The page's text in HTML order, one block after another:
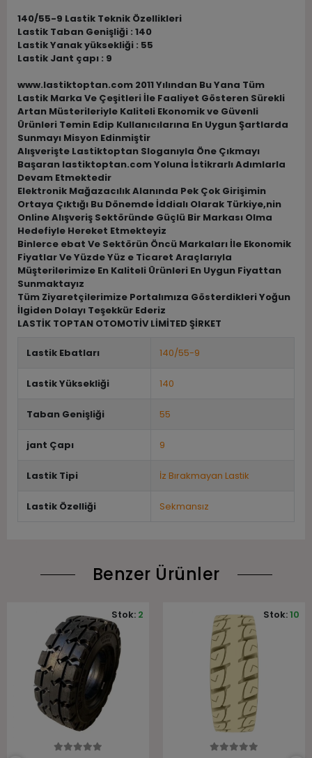
140/55-9 Lastik Teknik Özellikleri
Lastik Taban Genişliği : 140
Lastik Yanak yüksekliği : 55
Lastik Jant çapı : 9
www.lastiktoptan.com 2011 Yılından Bu Yana Tüm
Lastik Marka Ve Çeşitleri İle Faaliyet Gösteren Sürekli
Artan Müsterileriyle Kaliteli Ekonomik ve Güvenli
Ürünleri Temin Edip Kullanıcılarına En Uygun Şartlarda
Sunmayı Misyon Edinmiştir
Alışverişte Lastiktoptan Sloganıyla Öne Çıkmayı
Başaran lastiktoptan.com Yoluna İstikrarlı Adımlarla
Devam Etmektedir
Elektronik Mağazacılık Alanında Pek Çok Girişimin
Ortaya Çıktığı Bu Dönemde İddialı Olarak Türkiye,nin
Online Alışveriş Sektöründe Güçlü Bir Markası Olma
Hedefiyle Hereket Etmekteyiz
Binlerce ebat Ve Sektörün Öncü Markaları İle Ekonomik
Fiyatlar Ve Yüzde Yüz e Ticaret Araçlarıyla
Müşterilerimize En Kaliteli Ürünleri En Uygun Fiyattan
Sunmaktayız
Tüm Ziyaretçilerimize Portalımıza Gösterdikleri Yoğun
İlgiden Dolayı Teşekkür Ederiz
LASTİK TOPTAN OTOMOTİV LİMİTED ŞİRKET
Lastik Ebatları 140/55-9
Lastik Yüksekliği 140
Taban Genişliği 55
jant Çapı 9
Lastik Tipi İz Bırakmayan Lastik
Lastik Özelliği Sekmansız
Benzer Ürünler
Stok: 2 Stok:10